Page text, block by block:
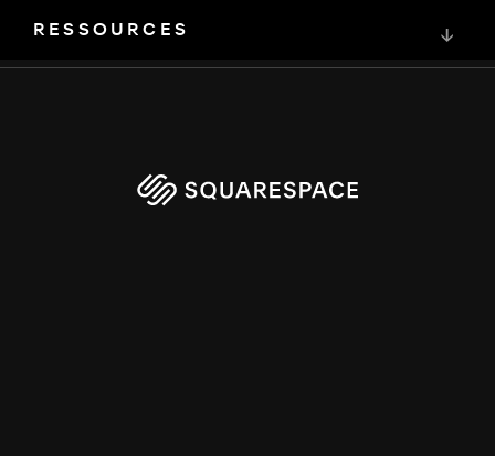
RESSOURCES ↓